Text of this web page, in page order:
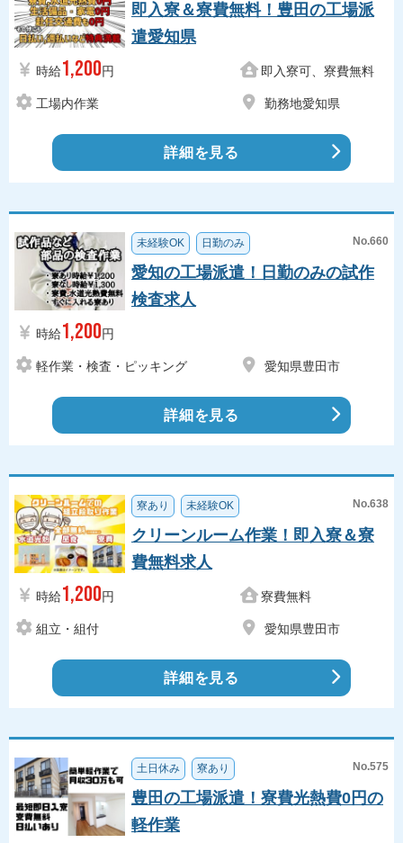
即入寮＆寮費無料！豊田の工場派
遣愛知県
時給1,200円 即入寮可、寮費無料
工場内作業 勤務地愛知県
詳細を見る
未経験OK 日勤のみ No.660
愛知の工場派遣！日勤のみの試作
検査求人
時給1,200円
軽作業・検査・ピッキング 愛知県豊田市
詳細を見る
寮あり 未経験OK No.638
クリーンルーム作業！即入寮＆寮
費無料求人
時給1,200円 寮費無料
組立・組付 愛知県豊田市
詳細を見る
土日休み 寮あり No.575
豊田の工場派遣！寮費光熱費0円の
軽作業